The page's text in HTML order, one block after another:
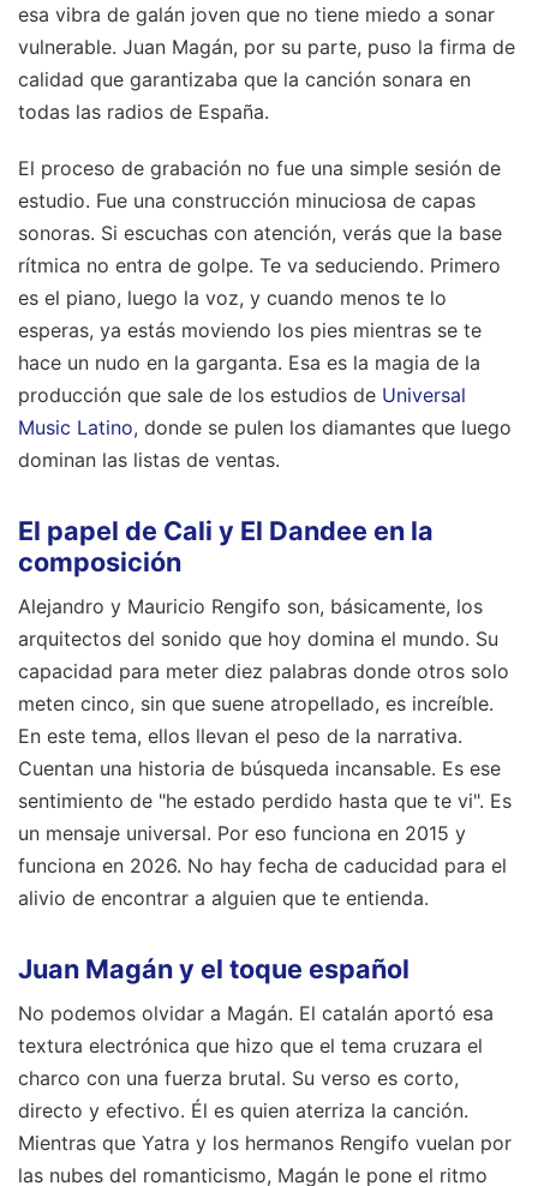
esa vibra de galán joven que no tiene miedo a sonar
vulnerable. Juan Magán, por su parte, puso la firma de
calidad que garantizaba que la canción sonara en
todas las radios de España.
El proceso de grabación no fue una simple sesión de
estudio. Fue una construcción minuciosa de capas
sonoras. Si escuchas con atención, verás que la base
rítmica no entra de golpe. Te va seduciendo. Primero
es el piano, luego la voz, y cuando menos te lo
esperas, ya estás moviendo los pies mientras se te
hace un nudo en la garganta. Esa es la magia de la
producción que sale de los estudios de Universal
Music Latino, donde se pulen los diamantes que luego
dominan las listas de ventas.
El papel de Cali y El Dandee en la
composición
Alejandro y Mauricio Rengifo son, básicamente, los
arquitectos del sonido que hoy domina el mundo. Su
capacidad para meter diez palabras donde otros solo
meten cinco, sin que suene atropellado, es increíble.
En este tema, ellos llevan el peso de la narrativa.
Cuentan una historia de búsqueda incansable. Es ese
sentimiento de "he estado perdido hasta que te vi". Es
un mensaje universal. Por eso funciona en 2015 y
funciona en 2026. No hay fecha de caducidad para el
alivio de encontrar a alguien que te entienda.
Juan Magán y el toque español
No podemos olvidar a Magán. El catalán aportó esa
textura electrónica que hizo que el tema cruzara el
charco con una fuerza brutal. Su verso es corto,
directo y efectivo. Él es quien aterriza la canción.
Mientras que Yatra y los hermanos Rengifo vuelan por
las nubes del romanticismo, Magán le pone el ritmo